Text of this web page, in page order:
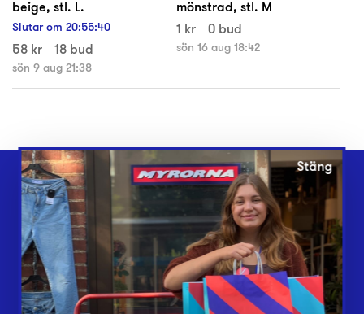
beige, stl. L.
Slutar om 20:55:40
58 kr 18 bud
sön 9 aug 21:38
mönstrad, stl. M
1 kr
0 bud
sön 16 aug 18:42
Webbshop
Butiker
Lämna in
Vårt överskott
Stäng